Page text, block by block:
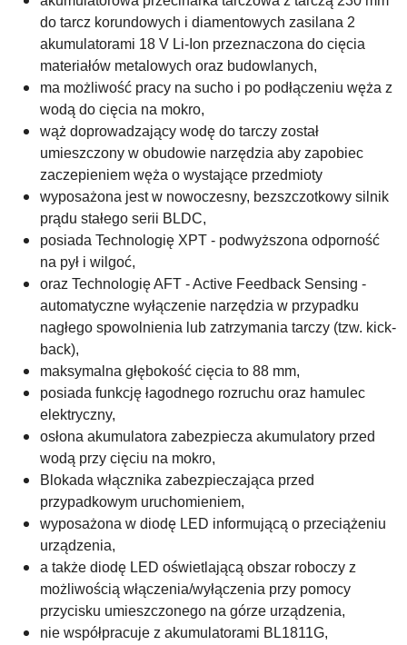
do tarcz korundowych i diamentowych zasilana 2
akumulatorami 18 V Li-Ion przeznaczona do cięcia
materiałów metalowych oraz budowlanych,
ma możliwość pracy na sucho i po podłączeniu węża z
wodą do cięcia na mokro,
wąż doprowadzający wodę do tarczy został
umieszczony w obudowie narzędzia aby zapobiec
zaczepieniem węża o wystające przedmioty
wyposażona jest w nowoczesny, bezszczotkowy silnik
prądu stałego serii BLDC,
posiada Technologię XPT - podwyższona odporność
na pył i wilgoć,
oraz Technologię AFT - Active Feedback Sensing -
automatyczne wyłączenie narzędzia w przypadku
nagłego spowolnienia lub zatrzymania tarczy (tzw. kick-
back),
maksymalna głębokość cięcia to 88 mm,
posiada funkcję łagodnego rozruchu oraz hamulec
elektryczny,
osłona akumulatora zabezpiecza akumulatory przed
wodą przy cięciu na mokro,
Blokada włącznika zabezpieczająca przed
przypadkowym uruchomieniem,
wyposażona w diodę LED informującą o przeciążeniu
urządzenia,
a także diodę LED oświetlającą obszar roboczy z
możliwością włączenia/wyłączenia przy pomocy
przycisku umieszczonego na górze urządzenia,
nie współpracuje z akumulatorami BL1811G,